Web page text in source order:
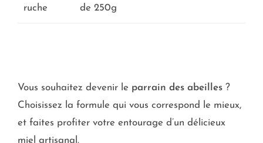
ruche
de 250g
Vous souhaitez devenir le parrain des abeilles ?
Choisissez la formule qui vous correspond le mieux,
et faites profiter votre entourage d’un délicieux
miel artisanal.